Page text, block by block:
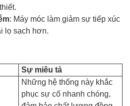
: Máy móc làm giảm sự tiếp xúc
lọ sạch hơn.
Sự miêu tả
Những hệ thống này khắc
phục sự cố nhanh chóng,